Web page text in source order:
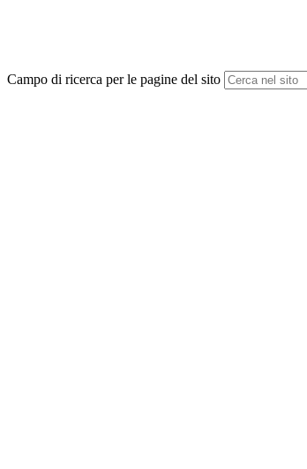
Campo di ricerca per le pagine del sito